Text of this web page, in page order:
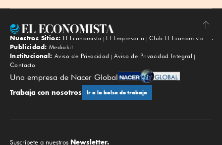
Subir
Nuestros Sitios: El Economista El Empresario
Club El Economista
Publicidad: Mediakit
Institucional: Aviso de Privacidad
Aviso de Privacidad Integral
Contacto
Una empresa de Nacer Global
Trabaja con nosotros Ir a la bolsa de trabajo
Suscríbete a nuestros Newsletter.